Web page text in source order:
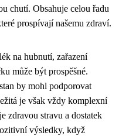
chutí. Obsahuje celou řadu
prospívají našemu zdraví.
na hubnutí, zařazení
může být prospěšné.
by mohl podporovat
je však vždy komplexní
zdravou stravu a dostatek
výsledky, když